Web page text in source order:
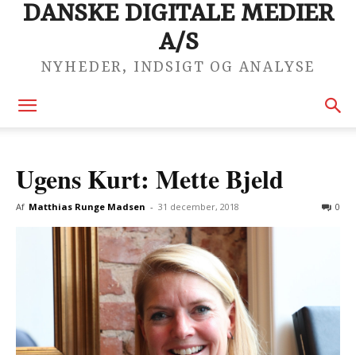
DANSKE DIGITALE MEDIER
A/S
NYHEDER, INDSIGT OG ANALYSE
Ugens Kurt: Mette Bjeld
Af Matthias Runge Madsen - 31 december, 2018 0